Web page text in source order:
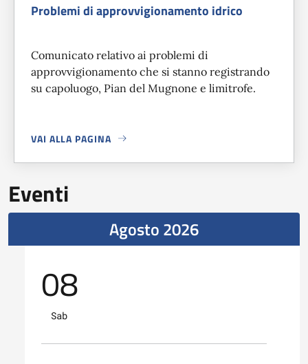
Problemi di approvvigionamento idrico
Comunicato relativo ai problemi di
approvvigionamento che si stanno registrando
su capoluogo, Pian del Mugnone e limitrofe.
VAI ALLA PAGINA
A PROPOSITO DIPROBLEMI DI APPROVVIGIONAMENTO
Eventi
Agosto 2026
08
Sab